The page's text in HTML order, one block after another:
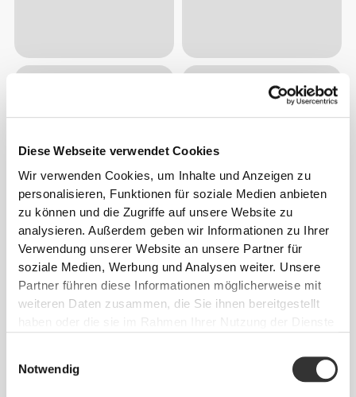
Diese Webseite verwendet Cookies
Wir verwenden Cookies, um Inhalte und Anzeigen zu
personalisieren, Funktionen für soziale Medien anbieten
zu können und die Zugriffe auf unsere Website zu
analysieren. Außerdem geben wir Informationen zu Ihrer
Verwendung unserer Website an unsere Partner für
soziale Medien, Werbung und Analysen weiter. Unsere
Partner führen diese Informationen möglicherweise mit
weiteren Daten zusammen, die Sie ihnen bereitgestellt
Notwendig